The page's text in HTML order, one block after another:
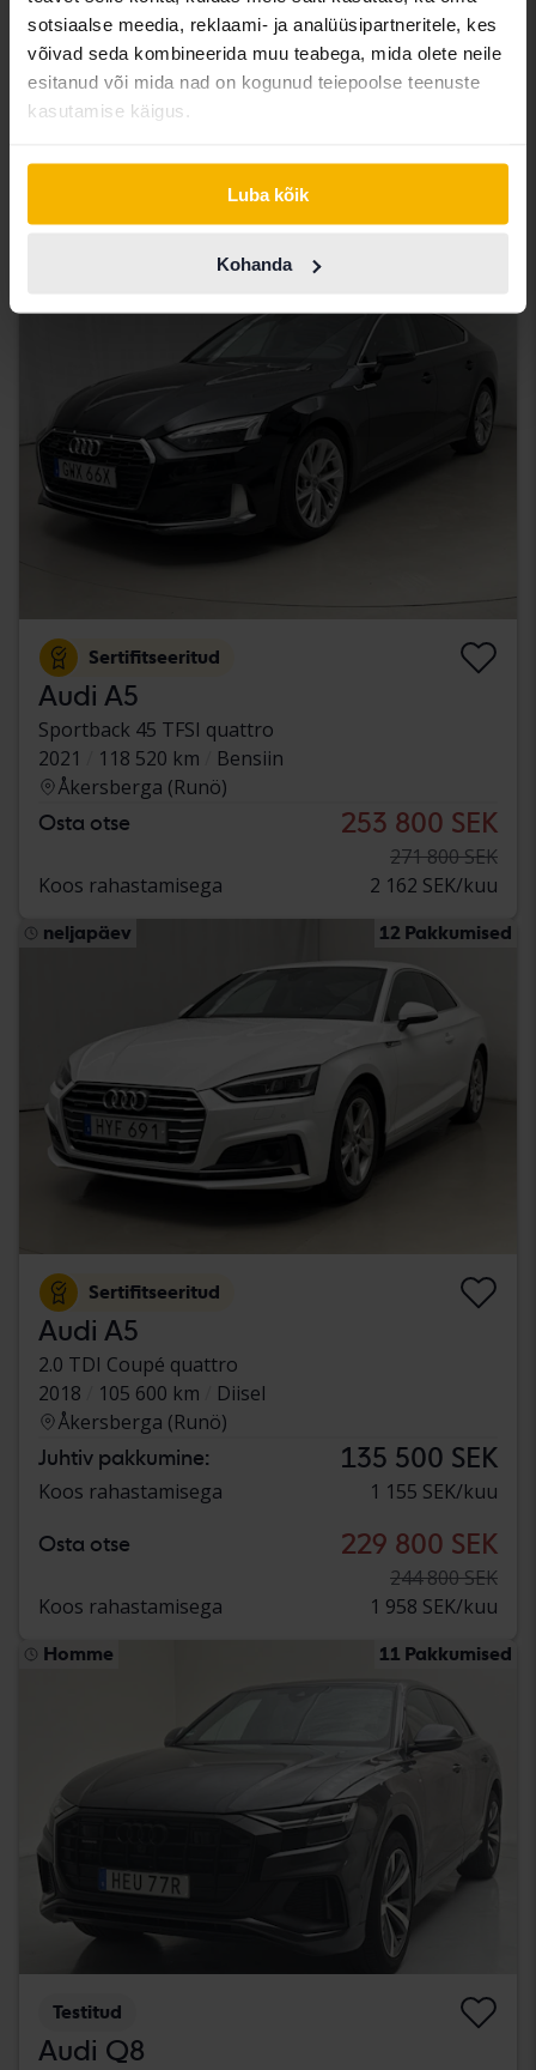
sotsiaalse meedia, reklaami- ja analüüsipartneritele, kes
võivad seda kombineerida muu teabega, mida olete neile
esitanud või mida nad on kogunud teiepoolse teenuste
kasutamise käigus.
Luba kõik
Kohanda
Testitud
Audi A1
Sportback 30 TFSI
2020
69 210 km
159 900 SEK
Koos rahastamisega
Sertifitseeritud
Audi A5
Sportback 45 TFSI quattro
2021
118 520 km
Bensiin
Åkersberga (Runö)
Osta otse 253 800 SEK
271 800 SEK
Koos rahastamisega
2 162 SEK/kuu
neljapäev 12 Pakkumised
Sertifitseeritud
Audi A5
2.0 TDI Coupé quattro
2018
105 600 km
Diisel
Åkersberga (Runö)
Juhtiv pakkumine: 135 500 SEK
Koos rahastamisega 1 155 SEK/kuu
Osta otse 229 800 SEK
244 800 SEK
Koos rahastamisega
1 958 SEK/kuu
Homme 11 Pakkumised
Testitud
Audi Q8